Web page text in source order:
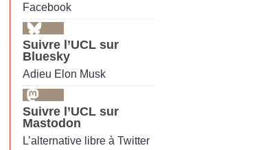
Facebook
Suivre l’UCL sur
Bluesky
Adieu Elon Musk
Suivre l’UCL sur
Mastodon
L’alternative libre à Twitter